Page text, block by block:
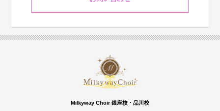
Milkyway Choir 銀座校・品川校